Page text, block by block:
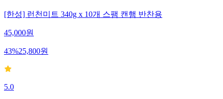
[한성] 런천미트 340g x 10개 스팸 캔햄 반찬용
45,000원
43%25,800원
5.0